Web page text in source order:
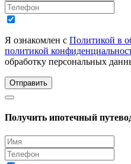
Я ознакомлен с Политикой в
политикой
обработку персональных
Отправить
Получить ипотечный